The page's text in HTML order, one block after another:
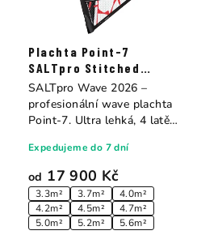
Plachta Point-7
SALTpro Stitched
Construction
od 17 900 Kč
3.3m² 3.7m²
4.0m²
4.2m²
4.5m²
4.7m²
5.0m²
5.2m² 5.6m²
Expedujeme do 7 dní
SALTpro Wave 2026 –
profesionální wave plachta
Point-7. Ultra lehká, 4 latě,